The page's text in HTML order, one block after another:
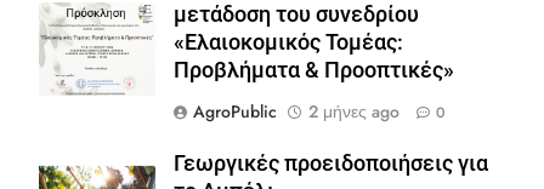
μετάδοση του συνεδρίου
«Ελαιοκομικός Τομέας:
Προβλήματα & Προοπτικές»
AgroPublic
2 μήνες ago 0
Γεωργικές προειδοποιήσεις για